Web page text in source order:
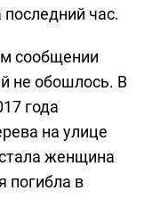
час.
сообщении
не обошлось. В
года
на улице
женщина
погибла в